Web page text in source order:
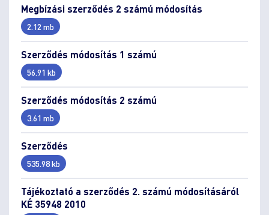
Megbízási szerződés 2 számú módosítás
2.12 mb
Szerződés módosítás 1 számú
56.91 kb
Szerződés módosítás 2 számú
3.61 mb
Szerződés
535.98 kb
Tájékoztató a szerződés 2. számú módosításáról
KÉ 35948 2010